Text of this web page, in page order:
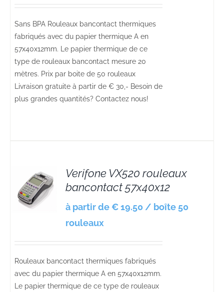
Sans BPA Rouleaux bancontact thermiques
fabriqués avec du papier thermique A en
57x40x12mm. Le papier thermique de ce
type de rouleaux bancontact mesure 20
mètres. Prix par boite de 50 rouleaux
Livraison gratuite à partir de € 30,- Besoin de
plus grandes quantités? Contactez nous!
Verifone VX520 rouleaux
bancontact 57x40x12
à partir de € 19.50 / boîte 50
rouleaux
Rouleaux bancontact thermiques fabriqués
avec du papier thermique A en 57x40x12mm.
Le papier thermique de ce type de rouleaux